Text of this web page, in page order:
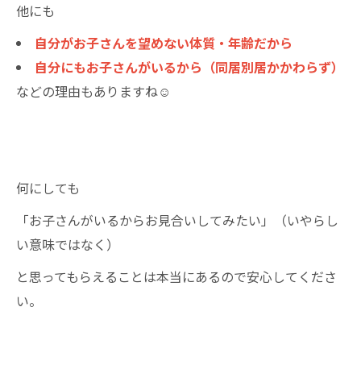
他にも
自分がお子さんを望めない体質・年齢だから
自分にもお子さんがいるから（同居別居かかわらず）
などの理由もありますね☺
何にしても
「お子さんがいるからお見合いしてみたい」（いやらし
い意味ではなく）
と思ってもらえることは本当にあるので安心してくださ
い。